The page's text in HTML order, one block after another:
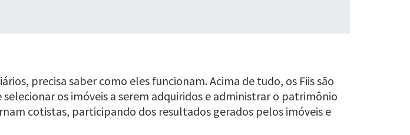
precisa saber como eles funcionam. Acima de tudo, os Fiis são
os imóveis a serem adquiridos e administrar o patrimônio
cotistas, participando dos resultados gerados pelos imóveis e